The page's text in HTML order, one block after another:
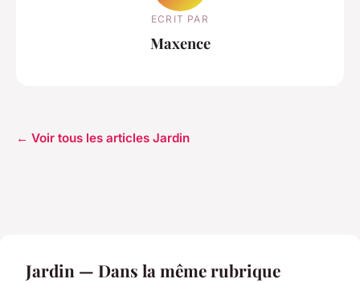
ECRIT PAR
Maxence
← Voir tous les articles Jardin
Jardin — Dans la même rubrique